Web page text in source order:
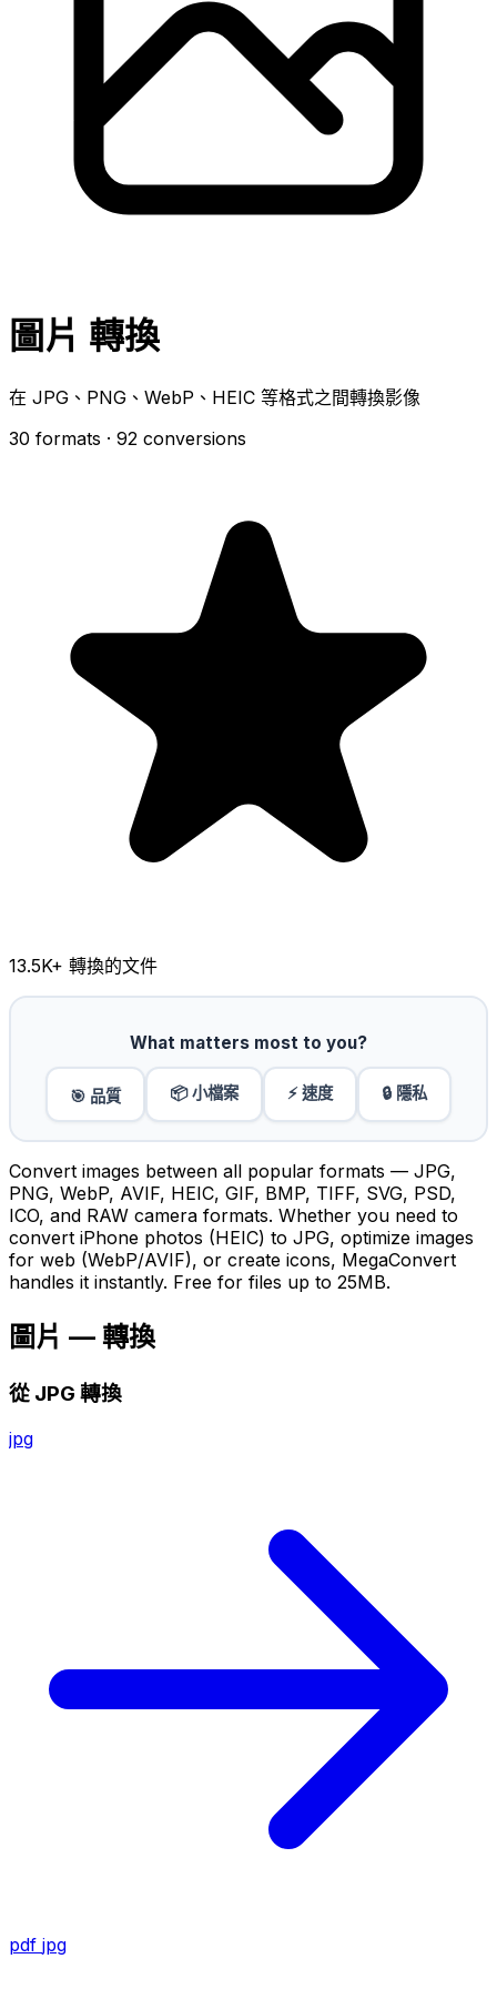
圖片 轉換
在 JPG、PNG、WebP、HEIC 等格式之間轉換影像
30 formats · 92 conversions
13.5K+ 轉換的文件
What matters most to you?
🎯 品質 📦 小檔案 ⚡ 速度 🔒 隱私
Convert images between all popular formats — JPG,
PNG, WebP, AVIF, HEIC, GIF, BMP, TIFF, SVG, PSD,
ICO, and RAW camera formats. Whether you need to
convert iPhone photos (HEIC) to JPG, optimize images
for web (WebP/AVIF), or create icons, MegaConvert
handles it instantly. Free for files up to 25MB.
圖片 — 轉換
從 JPG 轉換
jpg
pdf jpg